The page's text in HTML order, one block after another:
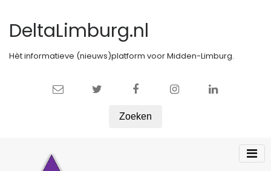
DeltaLimburg.nl
Hèt informatieve (nieuws)platform voor Midden-Limburg.
Zoeken